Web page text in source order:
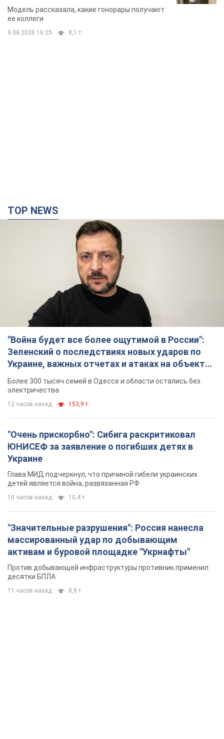
стороне модельной карьеры
Модель рассказала, какие гонорары получают
ее коллеги
9.08.2026 16:25 8,1 т.
TOP NEWS
"Война будет все более ощутимой в России":
Зеленский о последствиях новых ударов по
Украине, важных отчетах и атаках на объекты
противника. Видео
Более 300 тысяч семей в Одессе и области остались без
электричества
12 часов назад 153,9 т.
"Очень прискорбно": Сибига раскритиковал
ЮНИСЕФ за заявление о погибших детях в
Украине
Глава МИД подчеркнул, что причиной гибели украинских
детей является война, развязанная РФ
10 часов назад 10,4 т.
"Значительные разрушения": Россия нанесла
массированный удар по добывающим
активам и буровой площадке "Укрнафты"
Против добывающей инфраструктуры противник применил
десятки БПЛА
11 часов назад 8,8 т.